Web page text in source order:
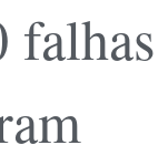
falhas